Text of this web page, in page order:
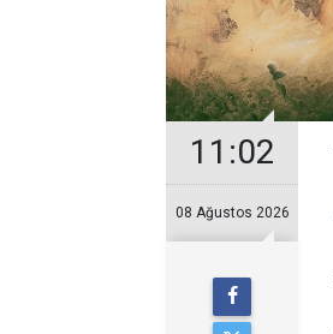
11:02
08 Ağustos 2026